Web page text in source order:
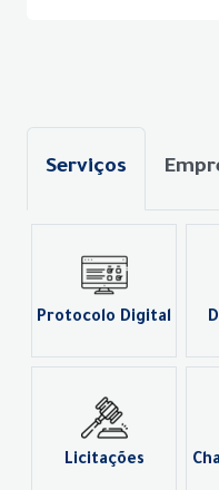
Serviços
Protocolo Digital
Licitações